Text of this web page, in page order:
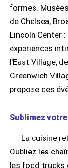
formes.
de Chelsea,
Lincoln Center
expériences
l'East Village,
Greenwich
propose des
Sublimez
La cuisine
Oubliez les
les food trucks